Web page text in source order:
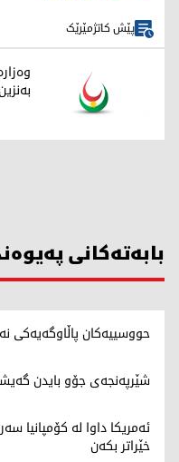
پێش کاتژمێرێک
بابەتەکانی
حووسییەکان پاڵاوگەیەکی
شێرپەنجەی جۆو بایدن
ئەمریکا داوا لە کۆمپانیا
خێراتر بکەن